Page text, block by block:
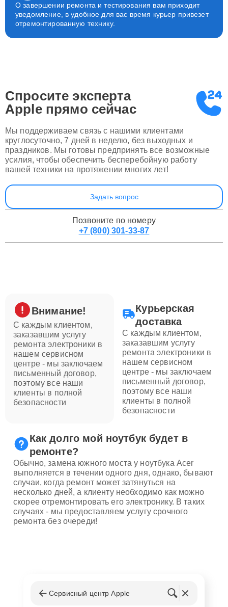
О завершении ремонта и тестирования вам приходит
уведомление, в удобное для вас время курьер привезет
отремонтированную технику.
Спросите эксперта
Apple прямо сейчас
Мы поддерживаем связь с нашими клиентами
круглосуточно, 7 дней в неделю, без выходных и
праздников. Мы готовы предпринять все возможные
усилия, чтобы обеспечить бесперебойную работу
вашей техники на протяжении многих лет!
Задать вопрос
Позвоните по номеру
+7 (800) 301-33-87
Внимание!
С каждым клиентом,
заказавшим услугу
ремонта электроники в
нашем сервисном
центре - мы заключаем
письменный договор,
поэтому все наши
клиенты в полной
безопасности
Курьерская
доставка
С каждым клиентом,
заказавшим услугу
ремонта электроники в
нашем сервисном
центре - мы заключаем
письменный договор,
поэтому все наши
клиенты в полной
безопасности
Как долго мой ноутбук будет в
ремонте?
Обычно, замена южного моста у ноутбука Acer
выполняется в течении одного дня, однако, бывают
случаи, когда ремонт может затянуться на
несколько дней, а клиенту необходимо как можно
скорее отремонтировать его электронику. В таких
случаях - мы предоставляем услугу срочного
ремонта без очереди!
Сервисный центр Apple